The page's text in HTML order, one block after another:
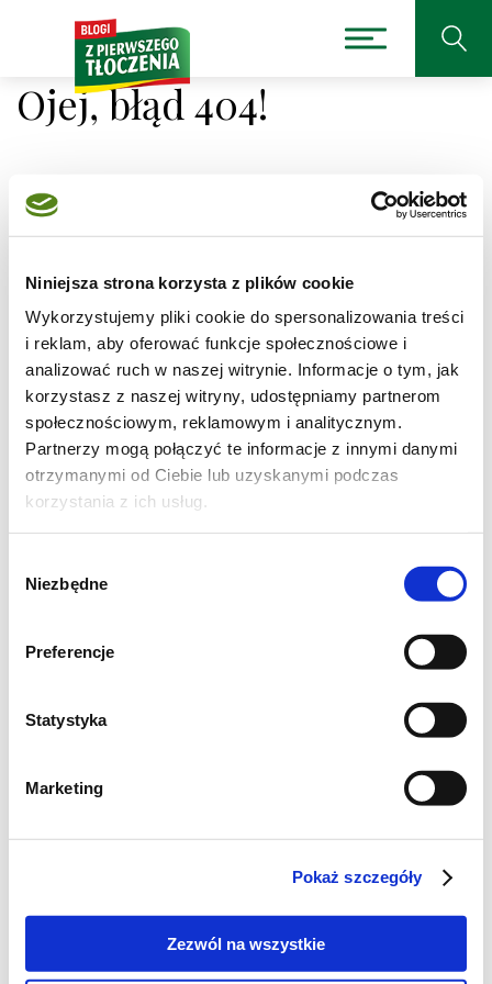
Niniejsza strona korzysta z plików cookie
Wykorzystujemy pliki cookie do spersonalizowania treści
i reklam, aby oferować funkcje społecznościowe i
analizować ruch w naszej witrynie. Informacje o tym, jak
korzystasz z naszej witryny, udostępniamy partnerom
społecznościowym, reklamowym i analitycznym.
Partnerzy mogą połączyć te informacje z innymi danymi
otrzymanymi od Ciebie lub uzyskanymi podczas
korzystania z ich usług.
zgody
Niezbędne
Preferencje
Statystyka
Marketing
Pokaż szczegóły
Zezwól na wszystkie
Ojej, błąd 404!
Niestety nie można było
odnaleźć strony, której
szukasz.
Adres, który próbujesz odwiedzić
/przepis/jogurtowiec-z-jagodami
jest obecnie
niedostępny.
Sprawdź pisownię adresu lub skorzystaj z wyszukiwarki
Jak powstają oleje tłoczone na zimno Kujawski?